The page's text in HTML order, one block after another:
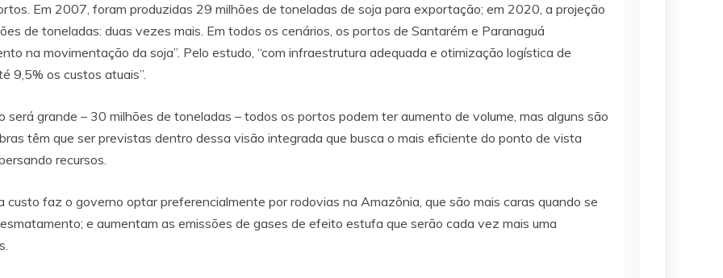
Em 2007, foram produzidas 29 milhões de toneladas de soja para exportação; em 2020, a projeção
de toneladas: duas vezes mais. Em todos os cenários, os portos de Santarém e Paranaguá
na movimentação da soja”. Pelo estudo, “com infraestrutura adequada e otimização logística de
9,5% os custos atuais”.
será grande – 30 milhões de toneladas – todos os portos podem ter aumento de volume, mas alguns são
têm que ser previstas dentro dessa visão integrada que busca o mais eficiente do ponto de vista
recursos.
custo faz o governo optar preferencialmente por rodovias na Amazônia, que são mais caras quando se
e aumentam as emissões de gases de efeito estufa que serão cada vez mais uma